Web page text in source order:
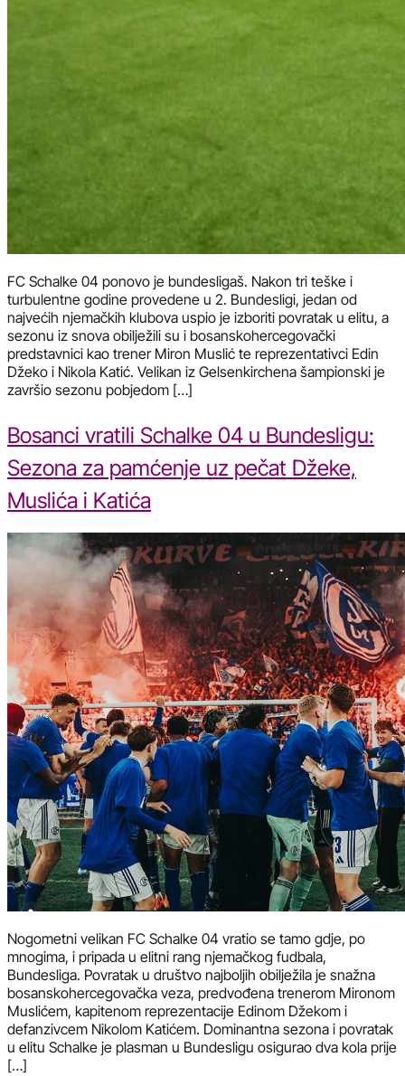
FC Schalke 04 ponovo je bundesligaš. Nakon tri teške i
turbulentne godine provedene u 2. Bundesligi, jedan od
najvećih njemačkih klubova uspio je izboriti povratak u elitu, a
sezonu iz snova obilježili su i bosanskohercegovački
predstavnici kao trener Miron Muslić te reprezentativci Edin
Džeko i Nikola Katić. Velikan iz Gelsenkirchena šampionski je
završio sezonu pobjedom […]
Bosanci vratili Schalke 04 u Bundesligu:
Sezona za pamćenje uz pečat Džeke,
Muslića i Katića
Nogometni velikan FC Schalke 04 vratio se tamo gdje, po
mnogima, i pripada u elitni rang njemačkog fudbala,
Bundesliga. Povratak u društvo najboljih obilježila je snažna
bosanskohercegovačka veza, predvođena trenerom Mironom
Muslićem, kapitenom reprezentacije Edinom Džekom i
defanzivcem Nikolom Katićem. Dominantna sezona i povratak
u elitu Schalke je plasman u Bundesligu osigurao dva kola prije
[…]